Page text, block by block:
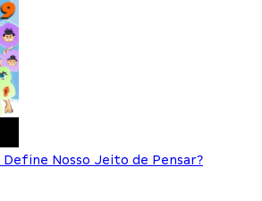
Define Nosso Jeito de Pensar?